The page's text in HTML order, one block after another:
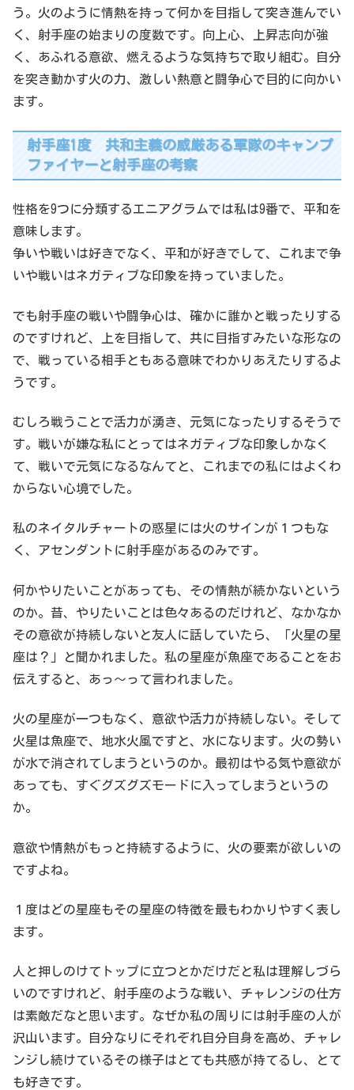
う。火のように情熱を持って何かを目指して突き進んでい
く、射手座の始まりの度数です。向上心、上昇志向が強
く、あふれる意欲、燃えるような気持ちで取り組む。自分
を突き動かす火の力、激しい熱意と闘争心で目的に向かい
ます。
射手座1度 共和主義の威厳ある軍隊のキャンプ
ファイヤーと射手座の考察
性格を9つに分類するエニアグラムでは私は9番で、平和を
意味します。
争いや戦いは好きでなく、平和が好きでして、これまで争
いや戦いはネガティブな印象を持っていました。
でも射手座の戦いや闘争心は、確かに誰かと戦ったりする
のですけれど、上を目指して、共に目指すみたいな形なの
で、戦っている相手ともある意味でわかりあえたりするよ
うです。
むしろ戦うことで活力が湧き、元気になったりするそうで
す。戦いが嫌な私にとってはネガティブな印象しかなく
て、戦いで元気になるなんてと、これまでの私にはよくわ
からない心境でした。
私のネイタルチャートの惑星には火のサインが１つもな
く、アセンダントに射手座があるのみです。
何かやりたいことがあっても、その情熱が続かないという
のか。昔、やりたいことは色々あるのだけれど、なかなか
その意欲が持続しないと友人に話していたら、「火星の星
座は？」と聞かれました。私の星座が魚座であることをお
伝えすると、あっ～って言われました。
火の星座が一つもなく、意欲や活力が持続しない。そして
火星は魚座で、地水火風ですと、水になります。火の勢い
が水で消されてしまうというのか。最初はやる気や意欲が
あっても、すぐグズグズモードに入ってしまうというの
か。
意欲や情熱がもっと持続するように、火の要素が欲しいの
ですよね。
１度はどの星座もその星座の特徴を最もわかりやすく表し
ます。
人と押しのけてトップに立つとかだけだと私は理解しづら
いのですけれど、射手座のような戦い、チャレンジの仕方
は素敵だなと思います。なぜか私の周りには射手座の人が
沢山います。自分なりにそれぞれ自分自身を高め、チャレ
ンジし続けているその様子はとても共感が持てるし、とて
も好きです。